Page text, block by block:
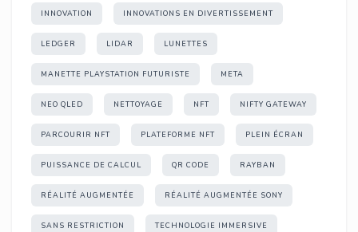
INNOVATION INNOVATIONS EN DIVERTISSEMENT
LEDGER LIDAR LUNETTES
MANETTE PLAYSTATION FUTURISTE META
NEO QLED NETTOYAGE NFT NIFTY GATEWAY
PARCOURIR NFT PLATEFORME NFT PLEIN ÉCRAN
PUISSANCE DE CALCUL QR CODE RAYBAN
RÉALITÉ AUGMENTÉE RÉALITÉ AUGMENTÉE SONY
SANS RESTRICTION TECHNOLOGIE IMMERSIVE